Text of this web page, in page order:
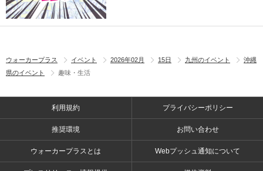
ウォーカープラス イベント 2026年02月 15日 九州のイベント
沖縄
県のイベント
趣味・生活
利用規約 プライバシーポリシー
推奨環境 お問い合わせ
ウォーカープラスとは Webプッシュ通知について